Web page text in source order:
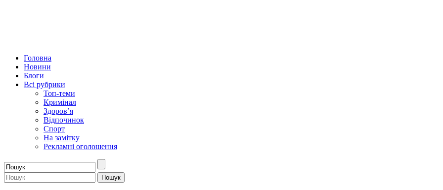
Головна
Новини
Блоги
Всі рубрики
Топ-теми
Кримінал
Здоров’я
Відпочинок
Спорт
На замітку
Рекламні оголошення